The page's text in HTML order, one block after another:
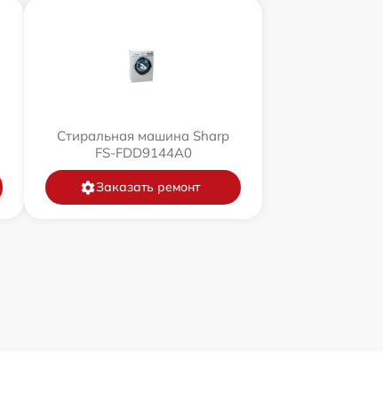
Стиральная машина Sharp
FS-FDD9144A0
Заказать ремонт